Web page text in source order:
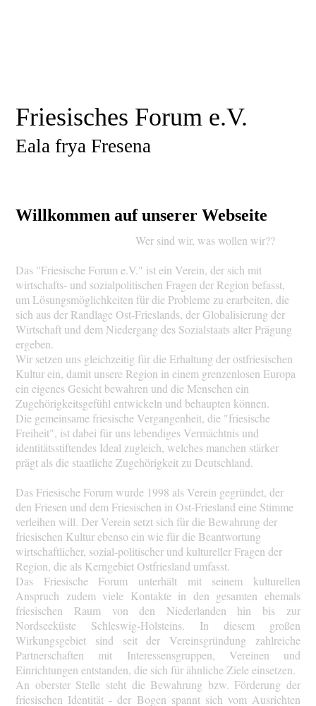
Friesisches Forum e.V.
Eala frya Fresena
Willkommen auf unserer Webseite
Wer sind wir, was wollen wir??
Das "Friesische Forum e.V." ist ein Verein, der sich mit
wirtschafts- und sozialpolitischen Fragen der Region befasst,
um Lösungsmöglichkeiten für die Probleme zu erarbeiten, die
sich aus der Randlage Ost-Frieslands, der Globalisierung der
Wirtschaft und dem Niedergang des Sozialstaats alter Prägung
ergeben.
Wir setzen uns gleichzeitig für die Erhaltung der ostfriesischen
Kultur ein, damit unsere Region in einem grenzenlosen Europa
ein eigenes Gesicht bewahren und die Menschen ein
Zugehörigkeitsgefühl entwickeln und behaupten können.
Die gemeinsame friesische Vergangenheit, die "friesische
Freiheit", ist dabei für uns lebendiges Vermächtnis und
identitätsstiftendes Ideal zugleich, welches manchen stärker
prägt als die staatliche Zugehörigkeit zu Deutschland.
Das Friesische Forum wurde 1998 als Verein gegründet, der
den Friesen und dem Friesischen in Ost-Friesland eine Stimme
verleihen will. Der Verein setzt sich für die Bewahrung der
friesischen Kulturebenso ein wie für die Beantwortung
wirtschaftlicher, sozial-politischer und kultureller Fragen der
Region, die als KerngebietOstfriesland umfasst.
Das Friesische Forum unterhält mit seinem kulturellen
Anspruch zudem viele Kontakte in den gesamten ehemals
friesischen Raum von den Niederlanden hin bis zur
Nordseeküste Schleswig-Holsteins. In diesem großen
Wirkungsgebiet sind seit der Vereinsgründung zahlreiche
Partnerschaften mit Interessensgruppen, Vereinen und
Einrichtungen entstanden, die sich für ähnliche Ziele einsetzen.
An oberster Stelle steht die Bewahrung bzw. Förderung der
friesischen Identität - der Bogen spannt sich vom Ausrichten